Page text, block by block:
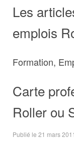
Les
emplois
Formation,
Carte
Roller ou
Publié le 21 mars 2011